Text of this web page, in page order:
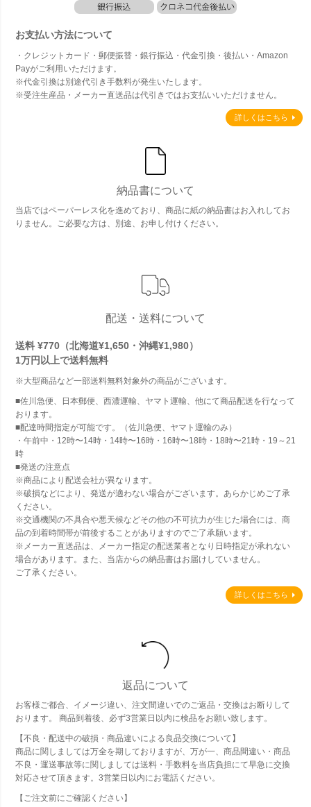
お支払い方法について
・クレジットカード・郵便振替・銀行振込・代金引換・後払い・Amazon
Payがご利用いただけます。
※代金引換は別途代引き手数料が発生いたします。
※受注生産品・メーカー直送品は代引きではお支払いいただけません。
詳しくはこちら
納品書について
当店ではペーパーレス化を進めており、商品に紙の納品書はお入れしてお
りません。ご必要な方は、別途、お申し付けください。
配送・送料について
送料 ¥770（北海道¥1,650・沖縄¥1,980）
1万円以上で送料無料
※大型商品など一部送料無料対象外の商品がございます。
■佐川急便、日本郵便、西濃運輸、ヤマト運輸、他にて商品配送を行なって
おります。
■配達時間指定が可能です。（佐川急便、ヤマト運輸のみ）
・午前中・12時〜14時・14時〜16時・16時〜18時・18時〜21時・19～21
時
■発送の注意点
※商品により配送会社が異なります。
※破損などにより、発送が適わない場合がございます。あらかじめご了承
ください。
※交通機関の不具合や悪天候などその他の不可抗力が生じた場合には、商
品の到着時間帯が前後することがありますのでご了承願います。
※メーカー直送品は、メーカー指定の配送業者となり日時指定が承れない
場合があります。また、当店からの納品書はお届けしていません。
ご了承ください。
詳しくはこちら
返品について
お客様ご都合、イメージ違い、注文間違いでのご返品・交換はお断りして
おります。 商品到着後、必ず3営業日以内に検品をお願い致します。
【不良・配送中の破損・商品違いによる良品交換について】
商品に関しましては万全を期しておりますが、万が一、商品間違い・商品
不良・運送事故等に関しましては送料・手数料を当店負担にて早急に交換
対応させて頂きます。3営業日以内にお電話ください。
【ご注文前にご確認ください】